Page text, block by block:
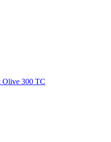
Olive 300 ТС